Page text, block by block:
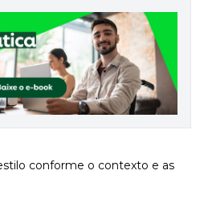
conforme o contexto e as